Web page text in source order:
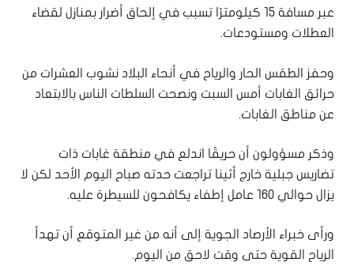
عبر مسافة 15 كيلومترًا تسبب في إلحاق أضرار بمنازل لقضاء
العطلات ومستودعات.
وحفز الطقس الحار والرياح في أنحاء البلاد نشوب العشرات من
حرائق الغابات أمس السبت ونصحت السلطات الناس بالابتعاد
عن مناطق الغابات.
وذكر مسؤولون أن حريقًا اندلع في منطقة غابات ذات
تضاريس جبلية خارج أثينا تراجعت حدته صباح اليوم الأحد لكن لا
يزال حوالي 160 عامل إطفاء يكافحون للسيطرة عليه.
ورأى خبراء الأرصاد الجوية إلى أنه من غير المتوقع أن تهدأ
الرياح القوية حتى وقت لاحق من اليوم.